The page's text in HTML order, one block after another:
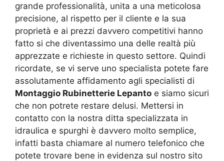
grande professionalità, unita a una meticolosa
precisione, al rispetto per il cliente e la sua
proprietà e ai prezzi davvero competitivi hanno
fatto si che diventassimo una delle realtà più
apprezzate e richieste in questo settore. Quindi
ricordate, se vi serve uno specialista potete fare
assolutamente affidamento agli specialisti di
Montaggio Rubinetterie Lepanto e siamo sicuri
che non potrete restare delusi. Mettersi in
contatto con la nostra ditta specializzata in
idraulica e spurghi è davvero molto semplice,
infatti basta chiamare al numero telefonico che
potete trovare bene in evidenza sul nostro sito